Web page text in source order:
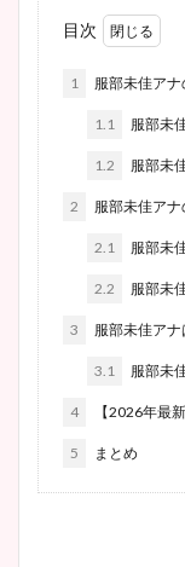
目次
1 服部未佳ア
1.1 服部未
1.2 服部未
2 服部未佳アナ
2.1 服部未
2.2 服部未
3 服部未佳ア
3.1 服部未
4 【2026年最
5 まとめ